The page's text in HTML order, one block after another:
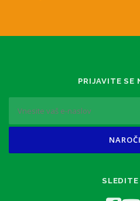
PRIJAVITE SE
SLEDITE